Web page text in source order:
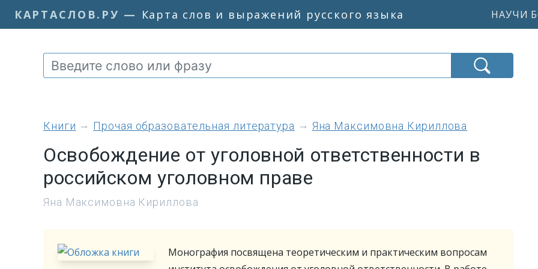
КАРТАСЛОВ.РУ — Карта слов и выражений русского языка НАУЧИ
книги Прочая образовательная литература Яна Максимовна Кириллова
Освобождение от уголовной ответственности в
российском уголовном праве
Яна Максимовна Кириллова
Монография посвящена теоретическим и практическим вопросам